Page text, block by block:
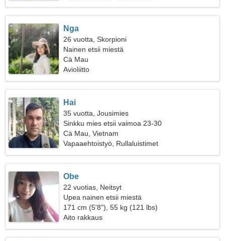
Nga
26 vuotta, Skorpioni
Nainen etsii miestä
Cà Mau
Avioliitto
Hai
35 vuotta, Jousimies
Sinkku mies etsii vaimoa 23-30
Cà Mau, Vietnam
Vapaaehtoistyö, Rullaluistimet
Obe
22 vuotias, Neitsyt
Upea nainen etsii miestä
171 cm (5'8"), 55 kg (121 lbs)
Aito rakkaus